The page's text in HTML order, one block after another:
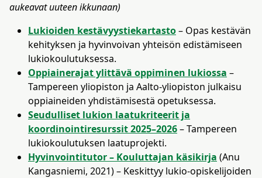
aukeavat uuteen ikkunaan)
Lukioiden kestävyystiekartasto– Opas kestävän
kehityksen ja hyvinvoivan yhteisön edistämiseen
lukiokoulutuksessa​.
Oppiainerajat ylittävä oppiminen lukiossa –
Tampereen yliopiston ja Aalto-yliopiston julkaisu
oppiaineiden yhdistämisestä opetuksessa​.
Seudulliset lukion laatukriteerit ja
koordinointiresurssit 2025–2026– Tampereen
lukiokoulutuksen laatuprojekti​.
Hyvinvointitutor – Kouluttajan käsikirja (Anu
Kangasniemi, 2021) – Keskittyy lukio-opiskelijoiden